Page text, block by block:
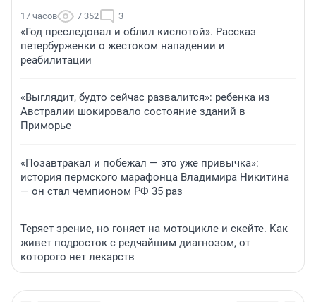
17 часов 7 352 3
«Год преследовал и облил кислотой». Рассказ
петербурженки о жестоком нападении и
реабилитации
«Выглядит, будто сейчас развалится»: ребенка из
Австралии шокировало состояние зданий в
Приморье
«Позавтракал и побежал — это уже привычка»:
история пермского марафонца Владимира Никитина
— он стал чемпионом РФ 35 раз
Теряет зрение, но гоняет на мотоцикле и скейте. Как
живет подросток с редчайшим диагнозом, от
которого нет лекарств